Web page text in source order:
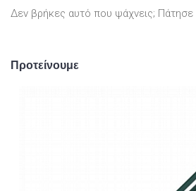
Δεν βρήκες αυτό που ψάχνεις; Πάτησε
Προτείνουμε